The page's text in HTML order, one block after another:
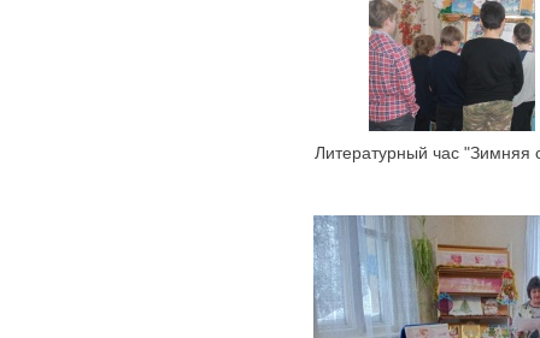
Литературный час "Зимняя